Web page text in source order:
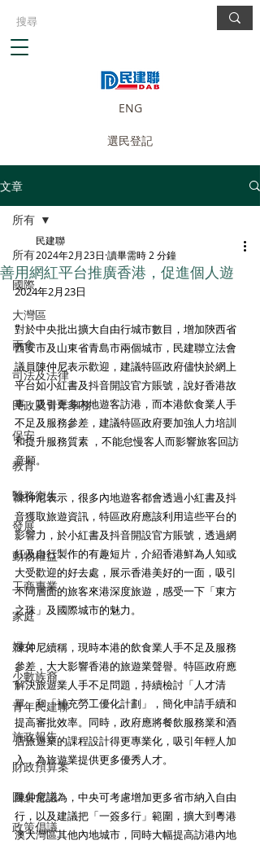
ENG
選民登記
文章
所有
國際
大灣區
兩會
司法及法律
民政及青年事務
保安
教育
醫務衛生
發展
動物權益
工商專業
家庭
婦女
少數族裔
青年民建聯
施政報告
財政預算案
圓桌會議
政策倡議
所有
善用網紅平台推廣香港，促進個人遊
民建聯
2024年2月23日 讀畢需時 2 分鐘
2024年2月23日
對於中央批出擴大自由行城市數目，增加陝西省
西安市及山東省青島市兩個城市，民建聯立法會
議員陳仲尼表示歡迎，建議特區政府儘快於網上
平台如小紅書及抖音開設官方賬號，說好香港故
事，吸引更多內地遊客訪港，而本港飲食業人手
不足及服務參差，建議特區政府要加強人力培訓
和提升服務質素 ，不能怠慢客人而影響旅客回訪
意願。
陳仲尼表示，很多內地遊客都會透過小紅書及抖
音獲取旅遊資訊，特區政府應該利用這些平台的
影響力，於小紅書及抖音開設官方賬號，透過網
紅及自行製作的有趣短片，介紹香港鮮為人知或
大受歡迎的好去處，展示香港美好的一面，吸引
不同層面的旅客來港深度旅遊，感受一下「東方
之珠」及國際城市的魅力。
陳仲尼續稱，現時本港的飲食業人手不足及服務
參差，大大影響香港的旅遊業聲譽。特區政府應
解決旅遊業人手不足問題，持續檢討「人才清
單」和「補充勞工優化計劃」，簡化申請手續和
提高審批效率。同時，政府應將餐飲服務業和酒
店旅遊業的課程設計得更專業化，吸引年輕人加
入，為旅遊業提供更多優秀人才。
陳仲尼認為，中央可考慮增加更多省市納入自由
行，以及建議把「一簽多行」範圍，擴大到粵港
澳大灣區其他內地城市，同時大幅提高訪港內地